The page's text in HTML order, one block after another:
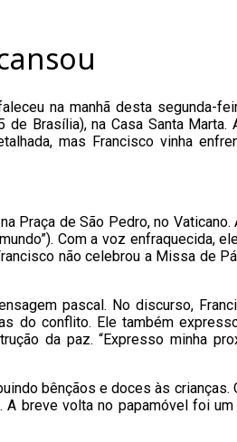
na manhã desta segunda-
Brasília), na Casa Santa
mas Francisco vinha
Praça de São Pedro, no
Com a voz enfraquecida,
não celebrou a Missa de
pascal. No discurso,
do conflito. Ele também
da paz. “Expresso minha
bênçãos e doces às
breve volta no papamóvel foi